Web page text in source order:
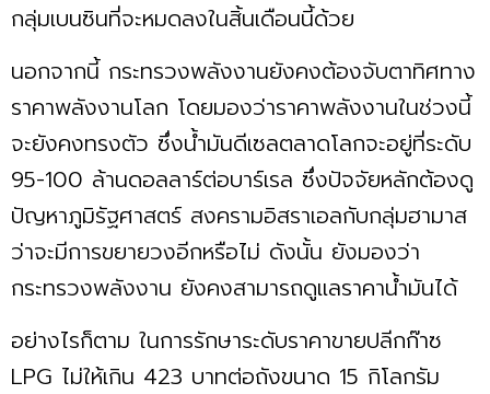
กลุ่มเบนซินที่จะหมดลงในสิ้นเดือนนี้ด้วย
นอกจากนี้ กระทรวงพลังงานยังคงต้องจับตาทิศทาง
ราคาพลังงานโลก โดยมองว่าราคาพลังงานในช่วงนี้
จะยังคงทรงตัว ซึ่งน้ำมันดีเซลตลาดโลกจะอยู่ที่ระดับ
95-100 ล้านดอลลาร์ต่อบาร์เรล ซึ่งปัจจัยหลักต้องดู
ปัญหาภูมิรัฐศาสตร์ สงครามอิสราเอลกับกลุ่มฮามาส
ว่าจะมีการขยายวงอีกหรือไม่ ดังนั้น ยังมองว่า
กระทรวงพลังงาน ยังคงสามารถดูแลราคาน้ำมันได้
อย่างไรก็ตาม ในการรักษาระดับราคาขายปลีกก๊าซ
LPG ไม่ให้เกิน 423 บาทต่อถังขนาด 15 กิโลกรัม